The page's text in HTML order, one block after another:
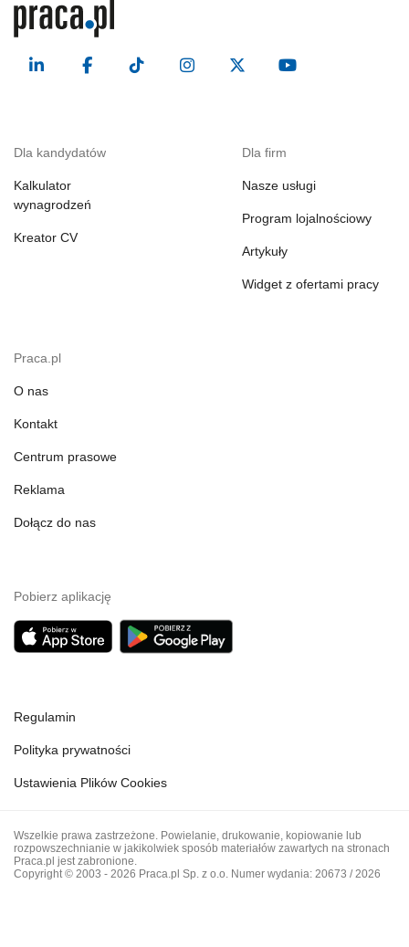
Dla kandydatów
Kalkulator
wynagrodzeń
Kreator CV
Dla firm
Nasze usługi
Program lojalnościowy
Artykuły
Widget z ofertami pracy
Praca.pl
O nas
Kontakt
Centrum prasowe
Reklama
Dołącz do nas
Pobierz aplikację
Regulamin
Polityka prywatności
Ustawienia Plików Cookies
Wszelkie prawa zastrzeżone. Powielanie, drukowanie, kopiowanie lub
rozpowszechnianie w jakikolwiek sposób materiałów zawartych na stronach
Praca.pl jest zabronione.
Copyright © 2003 - 2026 Praca.pl Sp. z o.o. Numer wydania: 20673 / 2026